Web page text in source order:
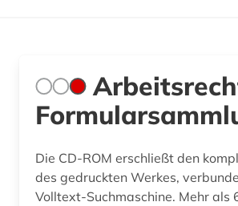
Die CD-ROM erschließt den
des gedruckten Werkes,
Volltext-Suchmaschine. Mehr als